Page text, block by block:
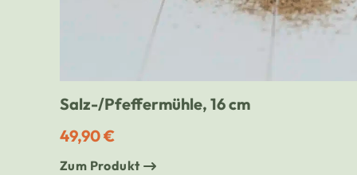
Salz-/Pfeffermühle, 16 cm
49,90 €
Zum Produkt